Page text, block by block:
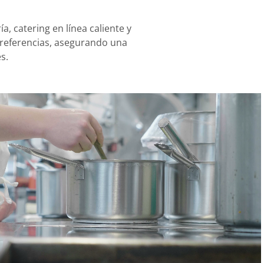
catering en línea caliente y
asegurando una